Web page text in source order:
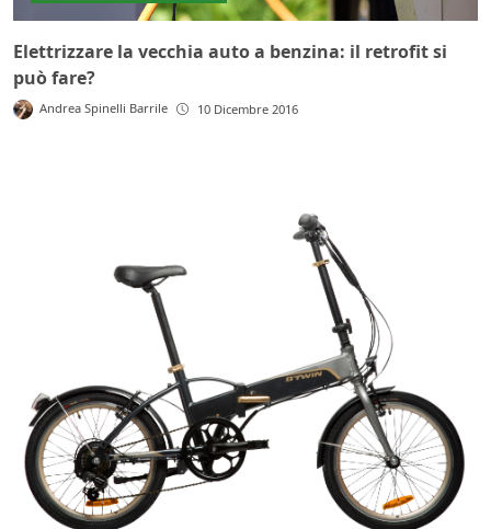
Elettrizzare la vecchia auto a benzina: il retrofit si
può fare?
Andrea Spinelli Barrile 10 Dicembre 2016